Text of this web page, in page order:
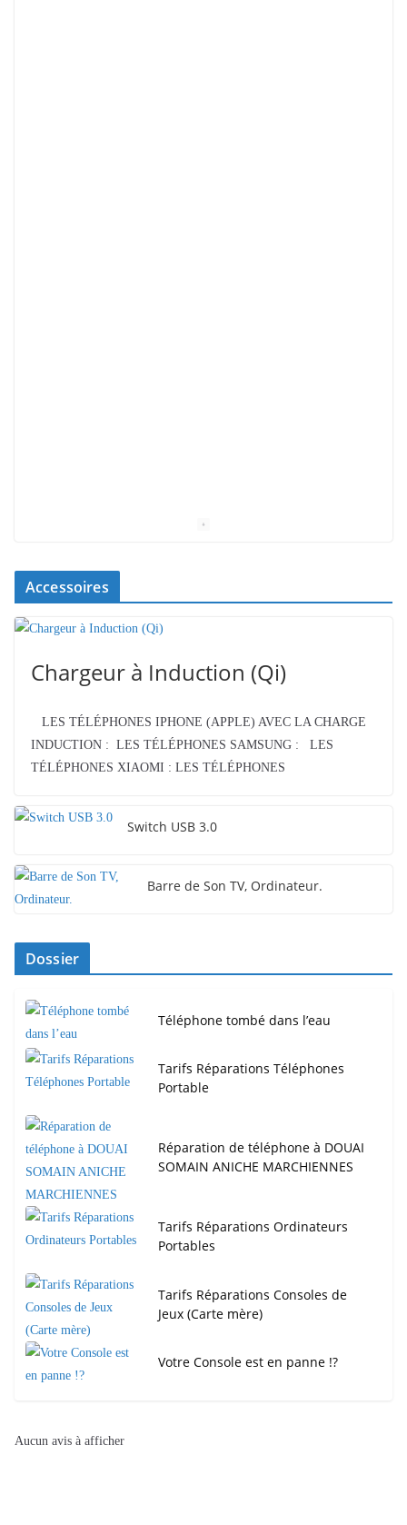
Accessoires
Chargeur à Induction (Qi)
LES TÉLÉPHONES IPHONE (APPLE) AVEC LA CHARGE
INDUCTION : LES TÉLÉPHONES SAMSUNG : LES
TÉLÉPHONES XIAOMI : LES TÉLÉPHONES
Switch USB 3.0
Barre de Son TV, Ordinateur.
Dossier
Téléphone tombé dans l’eau
Tarifs Réparations Téléphones
Portable
Réparation de téléphone à DOUAI
SOMAIN ANICHE MARCHIENNES
Tarifs Réparations Ordinateurs
Portables
Tarifs Réparations Consoles de
Jeux (Carte mère)
Votre Console est en panne !?
Aucun avis à afficher